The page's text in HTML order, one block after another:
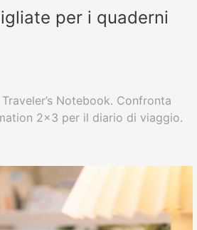
per i quaderni
Notebook. Confronta
2×3 per il diario di viaggio.